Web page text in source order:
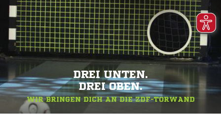
DREI UNTEN.
DREI OBEN.
WIR BRINGEN DICH AN DIE ZDF-TORWAND